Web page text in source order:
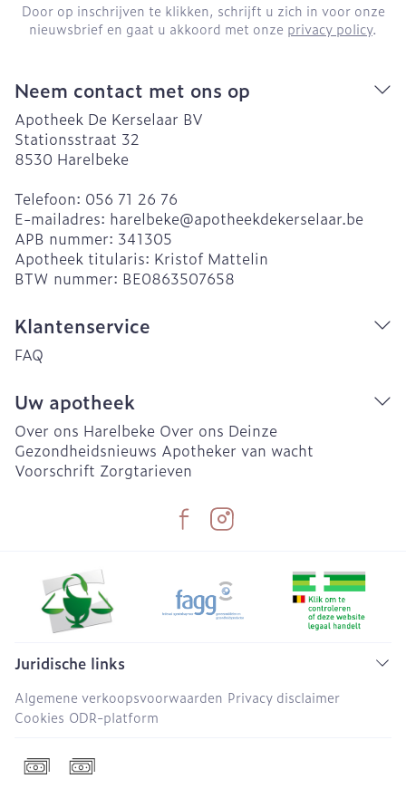
Door op inschrijven te klikken, schrijft u zich in voor onze
nieuwsbrief en gaat u akkoord met onze privacy policy.
Neem contact met ons op
Apotheek De Kerselaar BV
Stationsstraat 32
8530 Harelbeke
Telefoon: 056 71 26 76
E-mailadres: harelbeke@apotheekdekerselaar.be
APB nummer: 341305
Apotheek titularis: Kristof Mattelin
BTW nummer: BE0863507658
Klantenservice
FAQ
Uw apotheek
Over ons Harelbeke Over ons Deinze
Gezondheidsnieuws Apotheker van wacht
Voorschrift Zorgtarieven
Juridische links
Algemene verkoopsvoorwaarden Privacy disclaimer
Cookies ODR-platform